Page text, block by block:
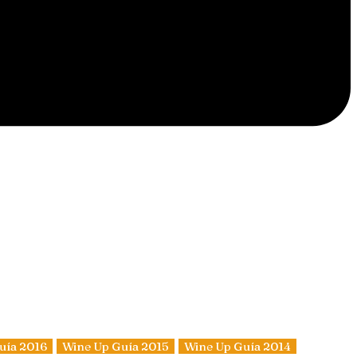
2016 Wine Up Guía 2015 Wine Up Guía 2014